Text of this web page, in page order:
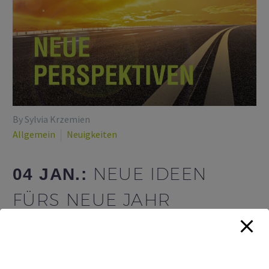
By Sylvia Krzemien
Allgemein
Neuigkeiten
04 JAN.: NEUE IDEEN
FÜRS NEUE JAHR